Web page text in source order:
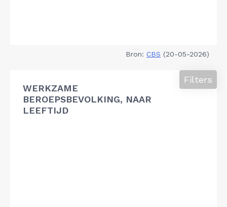
Bron: CBS (20-05-2026)
WERKZAME
BEROEPSBEVOLKING, NAAR
LEEFTIJD
Filters